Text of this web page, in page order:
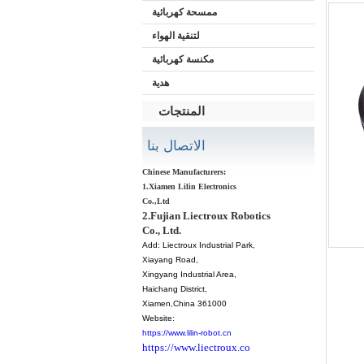
ممسحة كهربائية
لتنقية الهواء
مكنسة كهربائية
هدية
المنتجات
الاتصال بنا
Chinese Manufacturers:
1.Xiamen Lilin Electronics
Co.,Ltd
2.Fujian Liectroux Robotics
Co., Ltd.
Add: Liectroux Industrial Park,
Xiayang Road,
Xingyang Industrial Area,
Haichang District,
Xiamen ,China 361000
Website:
https://www.lilin-robot.cn
https://www.liectroux.co